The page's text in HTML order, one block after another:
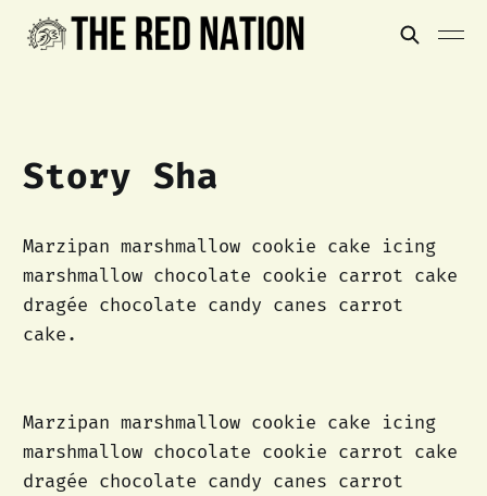
Story Sha
Marzipan marshmallow cookie cake icing
marshmallow chocolate cookie carrot cake
dragée chocolate candy canes carrot
cake.
Marzipan marshmallow cookie cake icing
marshmallow chocolate cookie carrot cake
dragée chocolate candy canes carrot